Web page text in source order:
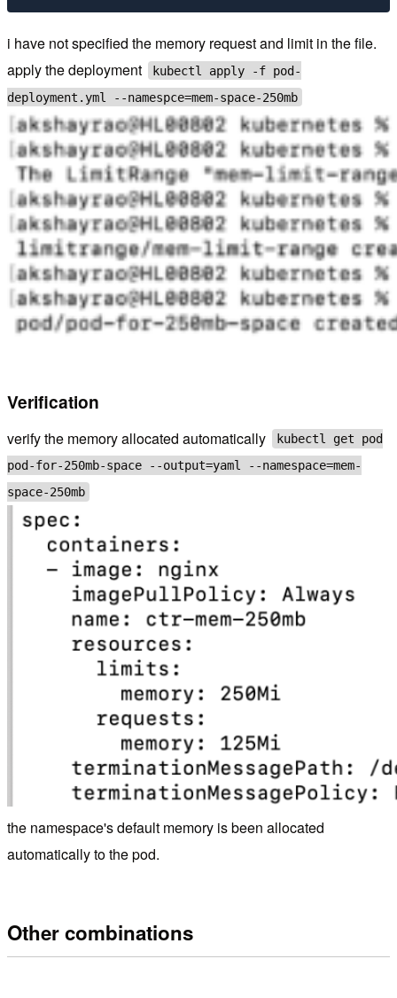
i have not specified the memory request and limit in the file.
apply the deployment
kubectl apply -f pod-
deployment.yml --namespce=mem-space-250mb
Verification
verify the memory allocated automatically
kubectl get pod
pod-for-250mb-space --output=yaml --namespace=mem-
space-250mb
the namespace's default memory is been allocated
automatically to the pod.
Other combinations